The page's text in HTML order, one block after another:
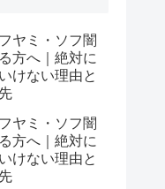
ヤミ・ソフ闇
方へ｜絶対に
けない理由と
ヤミ・ソフ闇
方へ｜絶対に
けない理由と